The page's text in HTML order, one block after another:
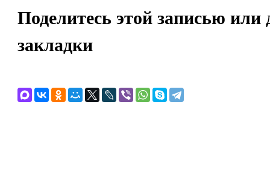
Поделитесь этой записью или
закладки